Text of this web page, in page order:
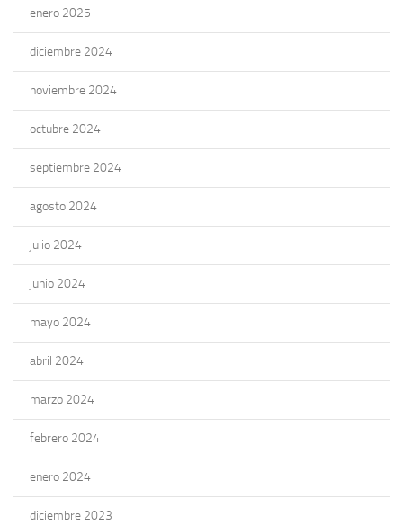
enero 2025
diciembre 2024
noviembre 2024
octubre 2024
septiembre 2024
agosto 2024
julio 2024
junio 2024
mayo 2024
abril 2024
marzo 2024
febrero 2024
enero 2024
diciembre 2023